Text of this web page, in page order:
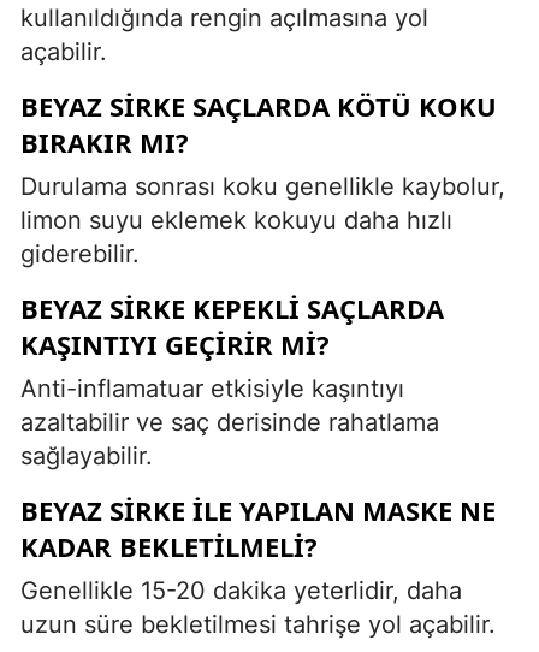
kullanıldığında rengin açılmasına yol
açabilir.
BEYAZ SIRKE SAÇLARDA KÖTÜ KOKU
BIRAKIR MI?
Durulama sonrası koku genellikle kaybolur,
limon suyu eklemek kokuyu daha hızlı
giderebilir.
BEYAZ SIRKE KEPEKLI SAÇLARDA
KAŞINTIYI GEÇIRIR MI?
Anti-inflamatuar etkisiyle kaşıntıyı
azaltabilir ve saç derisinde rahatlama
sağlayabilir.
BEYAZ SIRKE ILE YAPILAN MASKE NE
KADAR BEKLETILMELI?
Genellikle 15-20 dakika yeterlidir, daha
uzun süre bekletilmesi tahrişe yol açabilir.